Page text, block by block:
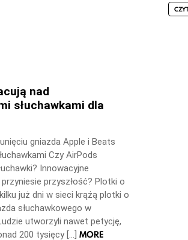
nad
słuchawkami dla
gniazda Apple i Beats
Czy AirPods
Innowacyjne
przyszłość? Plotki o
już dni w sieci krążą plotki o
słuchawkowego w
utworzyli nawet petycję,
200 tysięcy […] MORE